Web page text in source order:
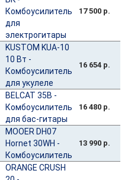
Комбоусилитель
для
электрогитары
17 500 р.
KUSTOM KUA-10
10 Вт -
Комбоусилитель
для укулеле
16 654 р.
BELCAT 35B -
Комбоусилитель
для бас-гитары
16 480 р.
MOOER DH07
Hornet 30WH -
Комбоусилитель
13 990 р.
ORANGE CRUSH